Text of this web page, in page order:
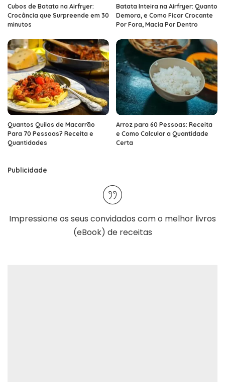
Cubos de Batata na Airfryer:
Crocância que Surpreende em 30
minutos
Batata Inteira na Airfryer: Quanto
Demora, e Como Ficar Crocante
Por Fora, Macia Por Dentro
Quantos Quilos de Macarrão
Para 70 Pessoas? Receita e
Quantidades
Arroz para 60 Pessoas: Receita
e Como Calcular a Quantidade
Certa
Publicidade
Impressione os seus convidados com o melhor livros
(eBook) de receitas